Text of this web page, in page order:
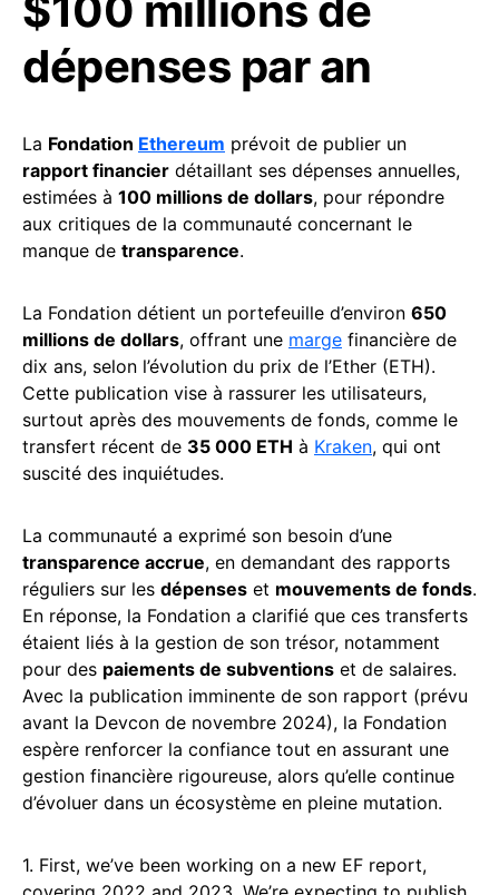
dépenses par an
La Fondation Ethereum prévoit de publier un
rapport financier détaillant ses dépenses annuelles,
estimées à 100 millions de dollars, pour répondre
aux critiques de la communauté concernant le
manque de transparence.
La Fondation détient un portefeuille d’environ 650
millions de dollars, offrant une marge financière de
dix ans, selon l’évolution du prix de l’Ether (ETH).
Cette publication vise à rassurer les utilisateurs,
surtout après des mouvements de fonds, comme le
transfert récent de 35 000 ETH à Kraken, qui ont
suscité des inquiétudes.
La communauté a exprimé son besoin d’une
transparence accrue, en demandant des rapports
réguliers sur les dépenses et mouvements de fonds.
En réponse, la Fondation a clarifié que ces transferts
étaient liés à la gestion de son trésor, notamment
pour des paiements de subventions et de salaires.
Avec la publication imminente de son rapport (prévu
avant la Devcon de novembre 2024), la Fondation
espère renforcer la confiance tout en assurant une
gestion financière rigoureuse, alors qu’elle continue
d’évoluer dans un écosystème en pleine mutation.
1. First, we’ve been working on a new EF report,